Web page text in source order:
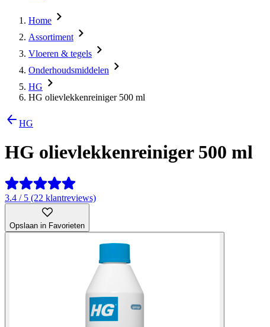
Home
Assortiment
Vloeren & tegels
Onderhoudsmiddelen
HG
HG olievlekkenreiniger 500 ml
HG
HG olievlekkenreiniger 500 ml
3.4 / 5 (22 klantreviews)
Opslaan in Favorieten